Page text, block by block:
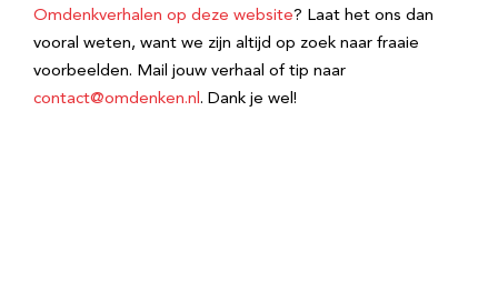
Omdenkverhalen op deze website? Laat het ons dan
vooral weten, want we zijn altijd op zoek naar fraaie
voorbeelden. Mail jouw verhaal of tip naar
contact@omdenken.nl. Dank je wel!